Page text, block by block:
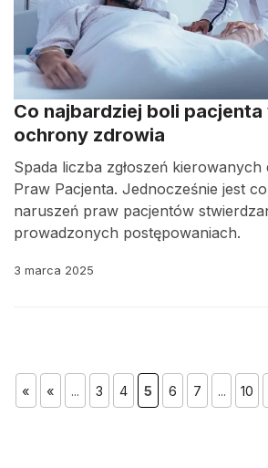
Co najbardziej boli pacjenta
ochrony zdrowia
Spada liczba zgłoszeń kierowanych
Praw Pacjenta. Jednocześnie jest
naruszeń praw pacjentów
prowadzonych postępowaniach.
3 marca 2025
« « ... 3 4 5 6 7 ... 10